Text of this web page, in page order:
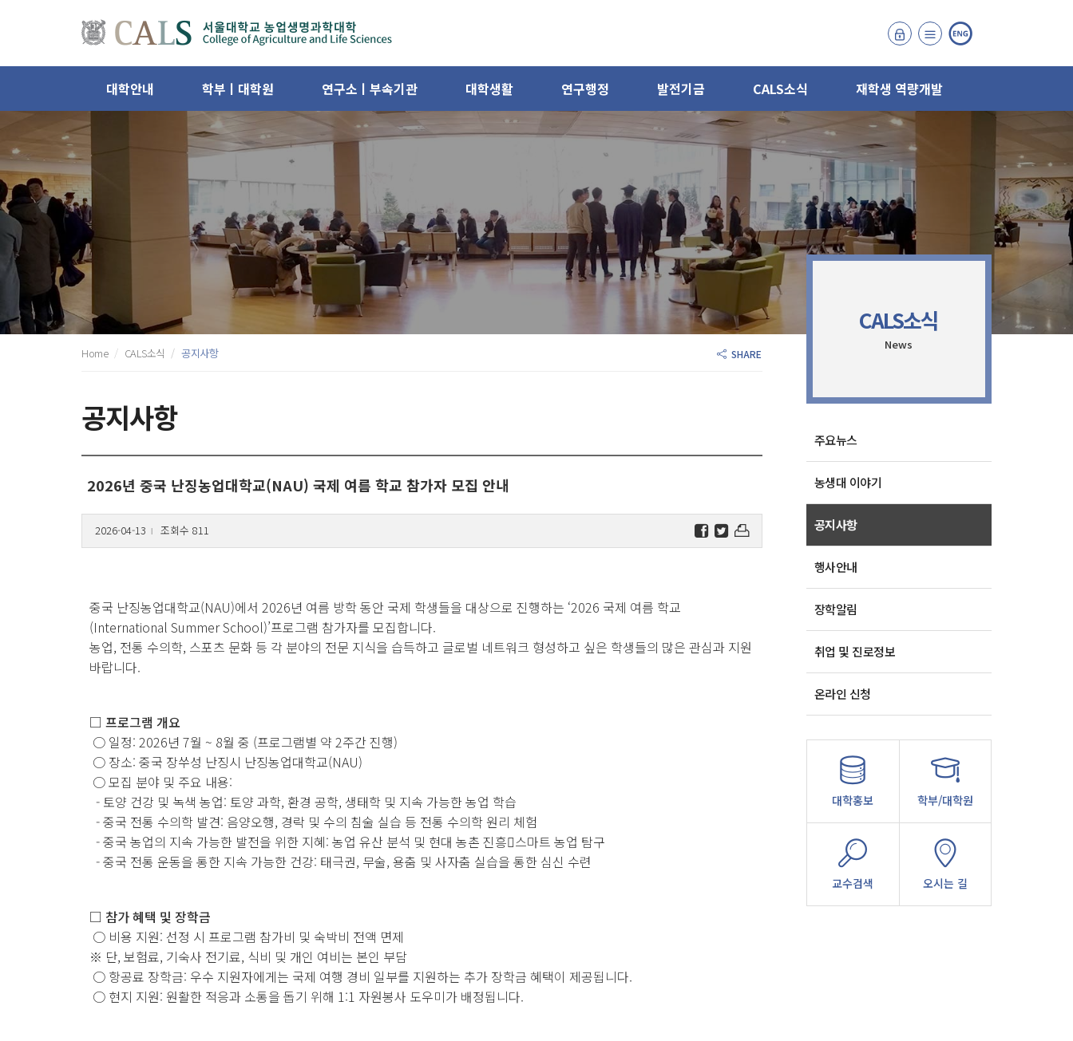
대학안내 학부ㅣ대학원 연구소ㅣ부속기관 대학생활 연구행정 발전기금 CALS소식 재학생 역량개발
Home CALS소식 공지사항 SHARE
공지사항
2026년 중국 난징농업대학교(NAU) 국제 여름 학교 참가자 모집 안내
2026-04-13 l 조회수 811
중국 난징농업대학교(NAU)에서 2026년 여름 방학 동안 국제 학생들을 대상으로 진행하는 ‘2026 국제 여름 학교
(International Summer School)’프로그램 참가자를 모집합니다.
농업, 전통 수의학, 스포츠 문화 등 각 분야의 전문 지식을 습득하고 글로벌 네트워크 형성하고 싶은 학생들의 많은 관심과 지원
바랍니다.
□ 프로그램 개요
○ 일정: 2026년 7월 ~ 8월 중 (프로그램별 약 2주간 진행)
○ 장소: 중국 장쑤성 난징시 난징농업대학교(NAU)
○ 모집 분야 및 주요 내용:
- 토양 건강 및 녹색 농업: 토양 과학, 환경 공학, 생태학 및 지속 가능한 농업 학습
- 중국 전통 수의학 발견: 음양오행, 경락 및 수의 침술 실습 등 전통 수의학 원리 체험
- 중국 농업의 지속 가능한 발전을 위한 지혜: 농업 유산 분석 및 현대 농촌 진흥스마트 농업 탐구
- 중국 전통 운동을 통한 지속 가능한 건강: 태극권, 무술, 용춤 및 사자춤 실습을 통한 심신 수련
□ 참가 혜택 및 장학금
○ 비용 지원: 선정 시 프로그램 참가비 및 숙박비 전액 면제
※ 단, 보험료, 기숙사 전기료, 식비 및 개인 여비는 본인 부담
○ 항공료 장학금: 우수 지원자에게는 국제 여행 경비 일부를 지원하는 추가 장학금 혜택이 제공됩니다.
○ 현지 지원: 원활한 적응과 소통을 돕기 위해 1:1 자원봉사 도우미가 배정됩니다.
CALS소식
News
주요뉴스
농생대 이야기
공지사항
행사안내
장학알림
취업 및 진로정보
온라인 신청
대학홍보 학부/대학원
교수검색 오시는 길